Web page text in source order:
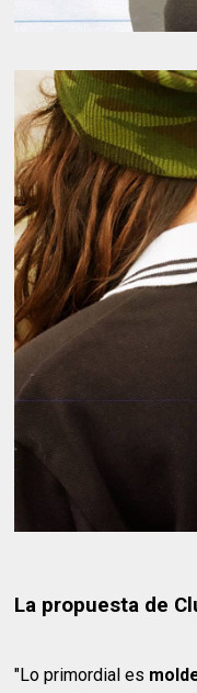
La propuesta de
"Lo primordial es